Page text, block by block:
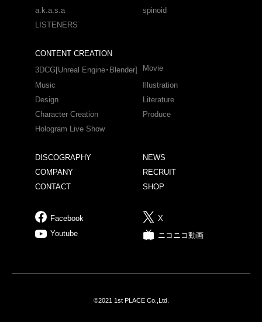
a.k.a.s.a
spinoid
LISTENERS
CONTENT CREATION
3DCG[Unreal Engine・Blender]
Movie
Music
Illustration
Design
Literature
Character Creation
Produce
Hologram Live Show
DISCOGRAPHY
NEWS
COMPANY
RECRUIT
CONTACT
SHOP
Facebook
X
Youtube
ニコニコ動画
©2021 1st PLACE Co.,Ltd.